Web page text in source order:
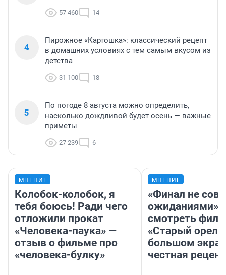
57 460 14
4
Пирожное «Картошка»: классический рецепт
в домашних условиях с тем самым вкусом из
детства
31 100 18
5
По погоде 8 августа можно определить,
насколько дождливой будет осень — важные
приметы
27 239 6
МНЕНИЕ
Колобок-колобок, я
тебя боюсь! Ради чего
отложили прокат
«Человека-паука» —
отзыв о фильме про
«человека-булку»
МНЕНИЕ
«Финал не
ожиданиями»:
смотреть
«Старый орел»
большом
честная